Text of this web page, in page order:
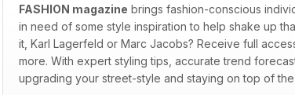
FASHION magazine brings fashion-conscious
in need of some style inspiration to help shake up
it, Karl Lagerfeld or Marc Jacobs? Receive full
more. With expert styling tips, accurate trend
upgrading your street-style and staying on top of